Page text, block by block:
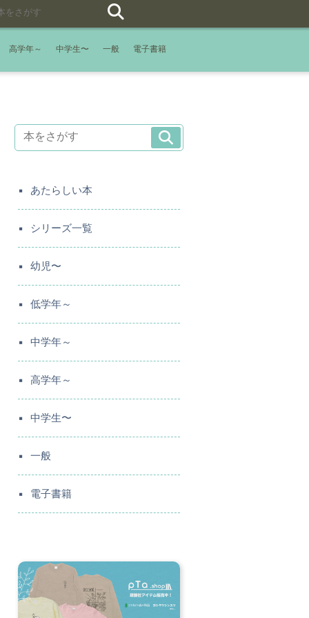
高学年～ 中学生〜 一般 電子書籍
あたらしい本
シリーズ一覧
幼児〜
低学年～
中学年～
高学年～
中学生〜
一般
電子書籍